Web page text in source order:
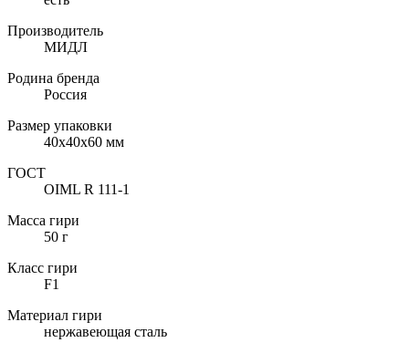
Производитель
МИДЛ
Родина бренда
Россия
Размер упаковки
40х40х60 мм
ГОСТ
OIML R 111-1
Масса гири
50 г
Класс гири
F1
Материал гири
нержавеющая сталь